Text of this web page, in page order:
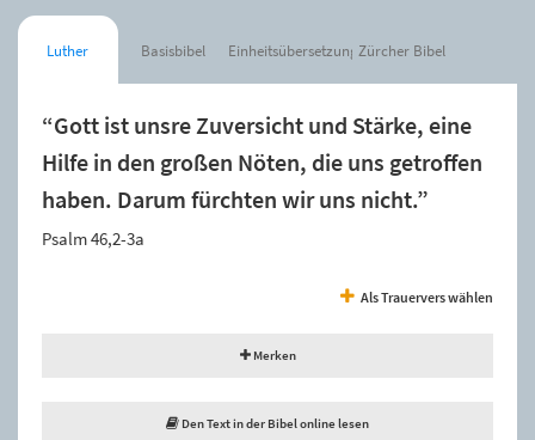
Luther Basisbibel Einheitsübersetzung Zürcher Bibel
“Gott ist unsre Zuversicht und Stärke, eine
Hilfe in den großen Nöten, die uns getroffen
haben. Darum fürchten wir uns nicht.”
Psalm 46,2-3a
Als Trauervers wählen
Merken
Den Text in der Bibel online lesen